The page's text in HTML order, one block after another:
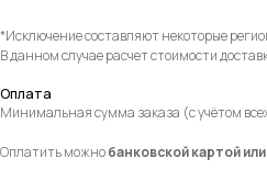
*Исключение составляют некоторые
В данном случае расчет стоимости
Оплата
Минимальная сумма заказа (с учётом
Оплатить можнобанковской картой